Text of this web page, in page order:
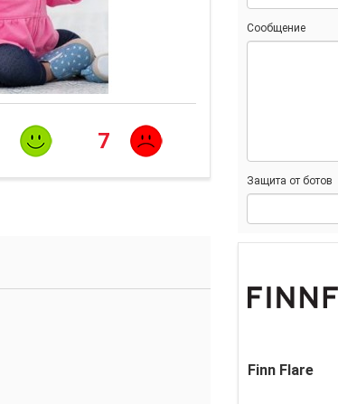
7
Сообщение
Защита от ботов
Finn Flare